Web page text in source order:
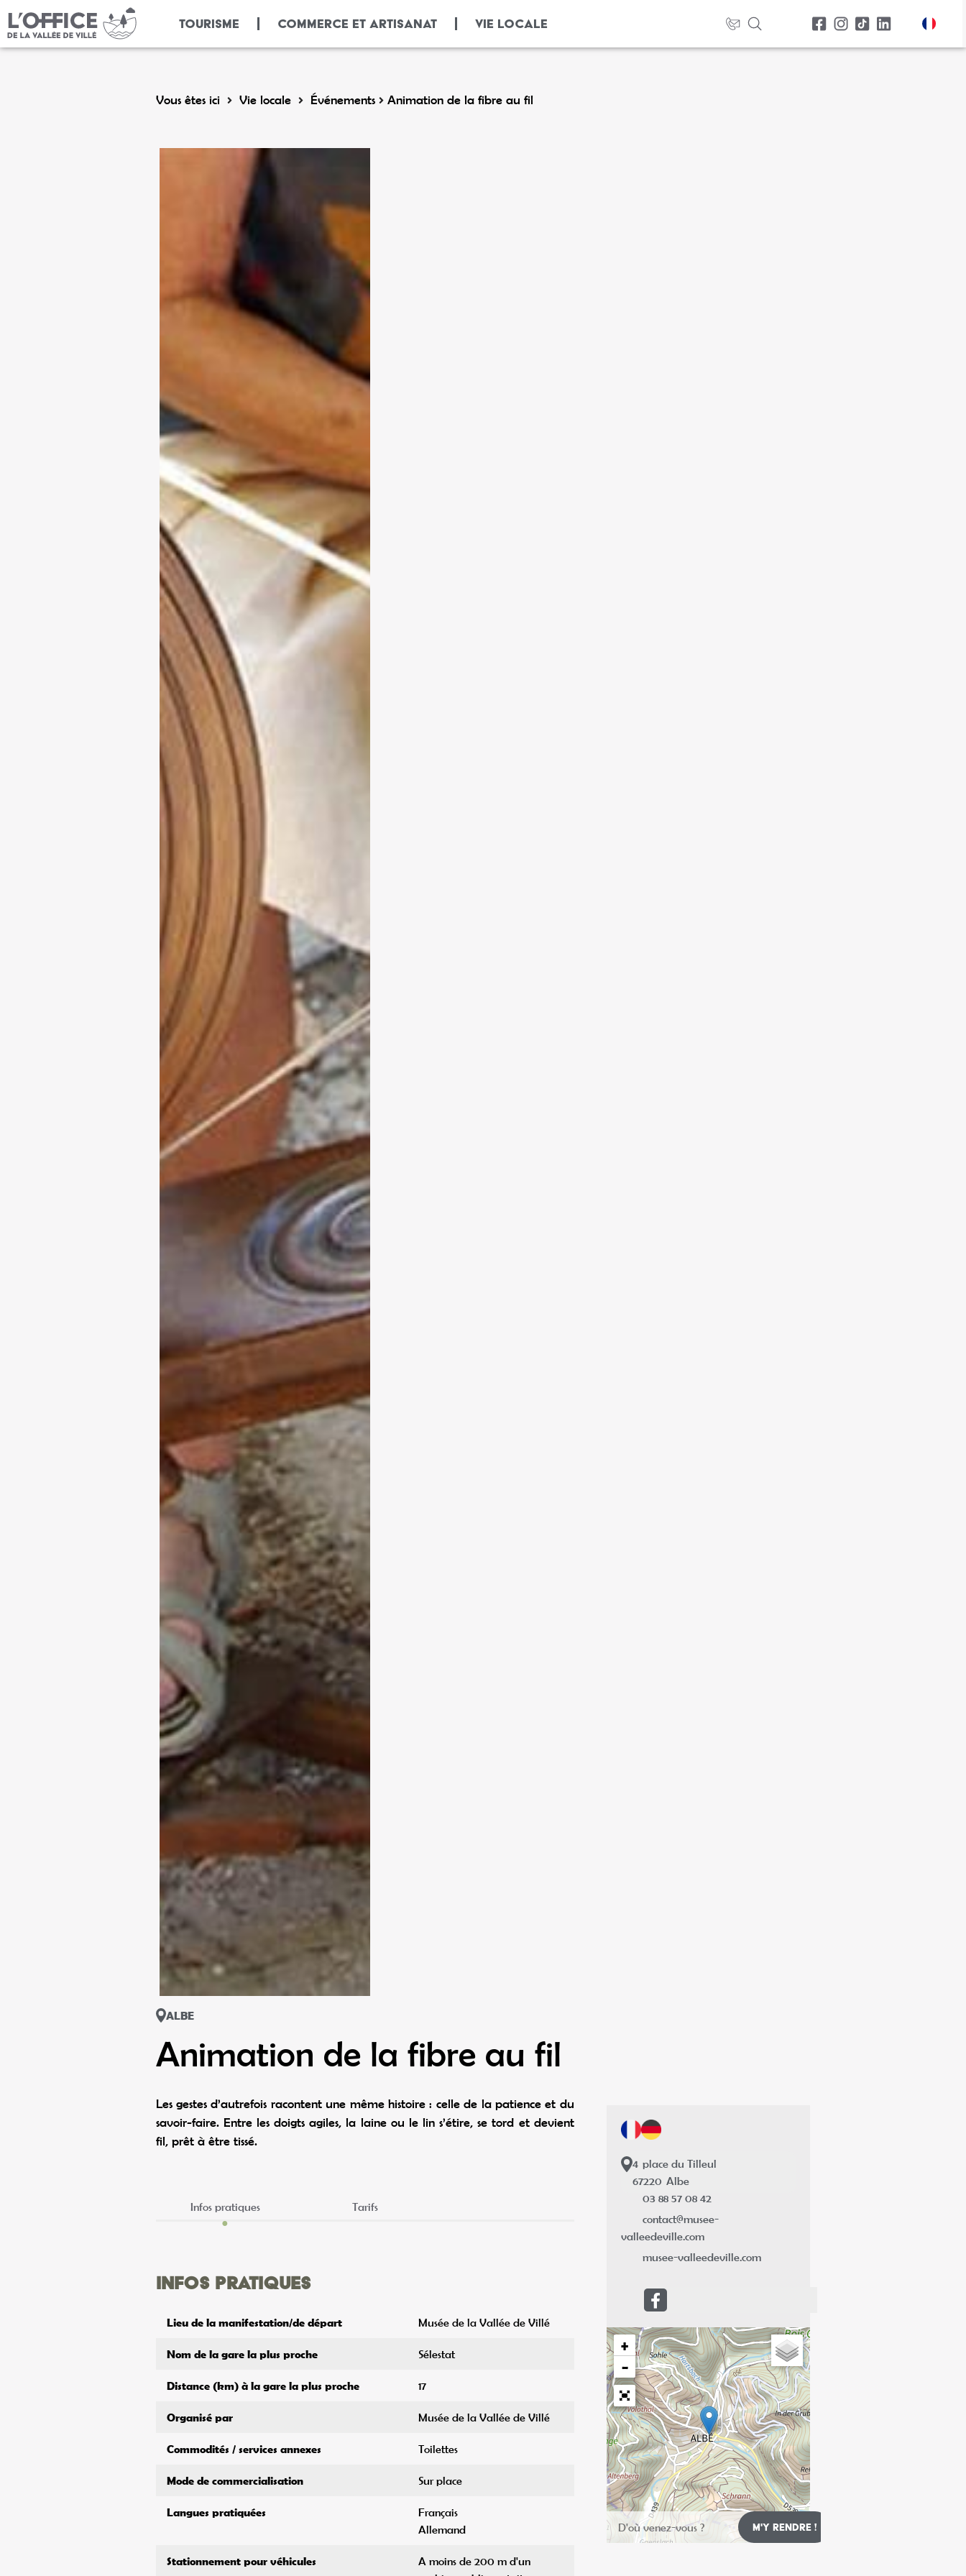
TOURISME COMMERCE ET ARTISANAT VIE LOCALE
Vous êtes ici Vie locale Événements Animation de la fibre au fil
ALBE
Animation de la fibre au fil
Les gestes d’autrefois racontent une même histoire : celle de la patience et du
savoir-faire. Entre les doigts agiles, la laine ou le lin s’étire, se tord et devient
fil, prêt à être tissé.
Infos pratiques Tarifs
Infos pratiques
Lieu de la manifestation/de départ Musée de la Vallée de Villé
Nom de la gare la plus proche Sélestat
Distance (km) à la gare la plus proche 17
Organisé par Musée de la Vallée de Villé
Commodités / services annexes Toilettes
Mode de commercialisation Sur place
Langues pratiquées
Français
Allemand
Stationnement pour véhicules
A moins de 200 m d'un
4 place du Tilleul
67220 Albe
03 88 57 08 42
contact@musee-
valleedeville.com
musee-valleedeville.com
+
−
Panneau de gestion des cookies